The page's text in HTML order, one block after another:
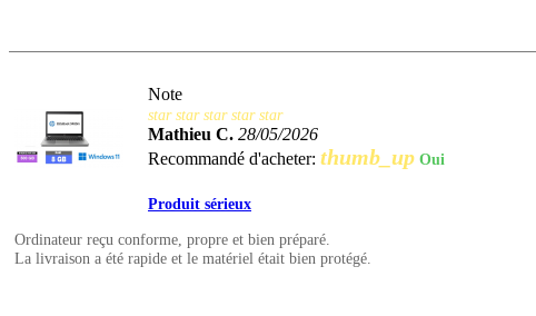
Note
star star star star star
Mathieu C. 28/05/2026
Recommandé d'acheter: thumb_up Oui
Produit sérieux
Ordinateur reçu conforme, propre et bien préparé.
La livraison a été rapide et le matériel était bien protégé.